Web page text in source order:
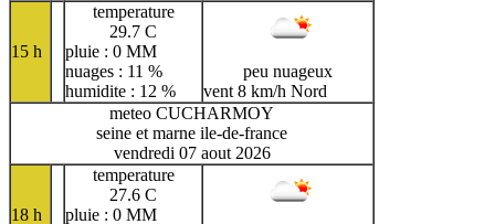
15 h
temperature
29.7 C
pluie : 0 MM
nuages : 11 %
humidite : 12 %
peu nuageux
vent 8 km/h Nord
meteo CUCHARMOY
seine et marne ile-de-france
vendredi 07 aout 2026
18 h
temperature
27.6 C
pluie : 0 MM